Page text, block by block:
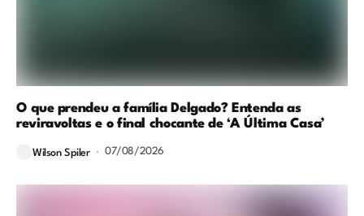
O que prendeu a família Delgado? Entenda as
reviravoltas e o final chocante de ‘A Última Casa’
Wilson Spiler 07/08/2026